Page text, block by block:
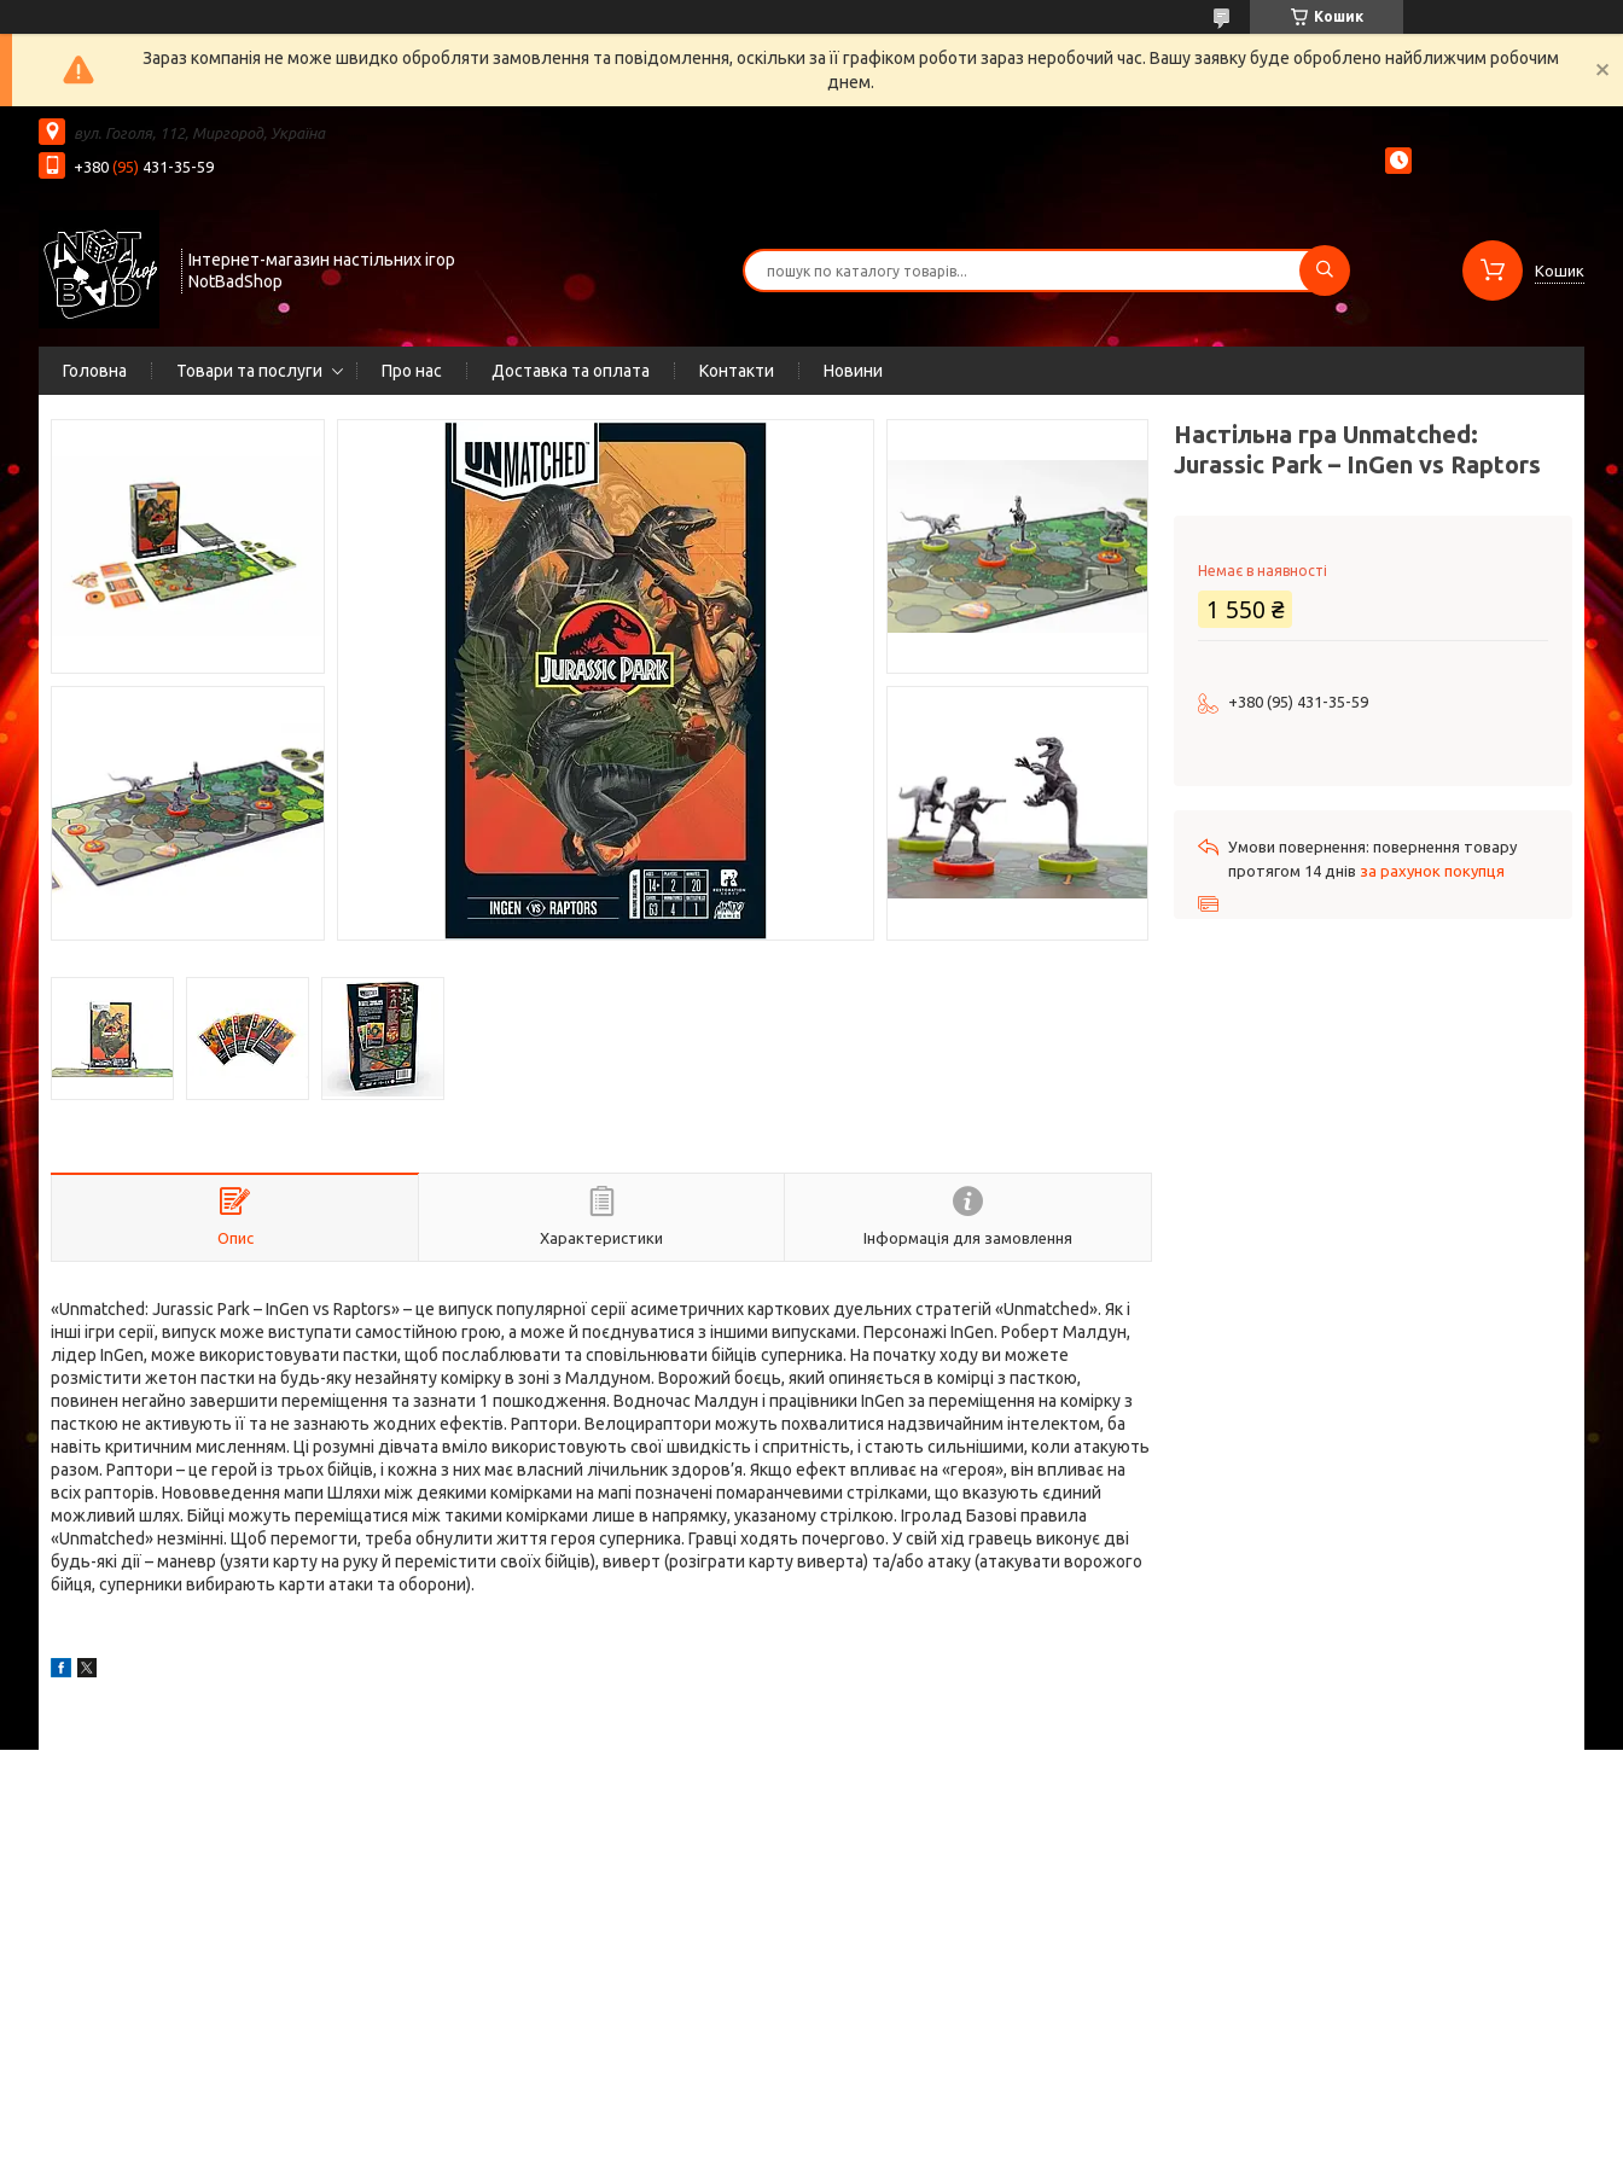
Кошик
Зараз компанія не може швидко обробляти замовлення та повідомлення, оскільки за її графіком роботи зараз неробочий час. Вашу заявку буде оброблено найближчим робочим
днем.
вул. Гоголя, 112, Миргород, Україна
+380 (95) 431-35-59
Інтернет-магазин настільних ігор
NotBadShop
Кошик
Головна Товари та послуги Про нас Доставка та оплата Контакти Новини
Опис Характеристики Інформація для замовлення
«Unmatched: Jurassic Park – InGen vs Raptors» – це випуск популярної серії асиметричних карткових дуельних стратегій «Unmatched». Як і
інші ігри серії, випуск може виступати самостійною грою, а може й поєднуватися з іншими випусками. Персонажі InGen. Роберт Малдун,
лідер InGen, може використовувати пастки, щоб послаблювати та сповільнювати бійців суперника. На початку ходу ви можете
розмістити жетон пастки на будь-яку незайняту комірку в зоні з Малдуном. Ворожий боєць, який опиняється в комірці з пасткою,
повинен негайно завершити переміщення та зазнати 1 пошкодження. Водночас Малдун і працівники InGen за переміщення на комірку з
пасткою не активують її та не зазнають жодних ефектів. Раптори. Велоцираптори можуть похвалитися надзвичайним інтелектом, ба
навіть критичним мисленням. Ці розумні дівчата вміло використовують свої швидкість і спритність, і стають сильнішими, коли атакують
разом. Раптори – це герой із трьох бійців, і кожна з них має власний лічильник здоров’я. Якщо ефект впливає на «героя», він впливає на
всіх рапторів. Нововведення мапи Шляхи між деякими комірками на мапі позначені помаранчевими стрілками, що вказують єдиний
можливий шлях. Бійці можуть переміщатися між такими комірками лише в напрямку, указаному стрілкою. Ігролад Базові правила
«Unmatched» незмінні. Щоб перемогти, треба обнулити життя героя суперника. Гравці ходять почергово. У свій хід гравець виконує дві
будь-які дії – маневр (узяти карту на руку й перемістити своїх бійців), виверт (розіграти карту виверта) та/або атаку (атакувати ворожого
бійця, суперники вибирають карти атаки та оборони).
Настільна гра Unmatched:
Jurassic Park – InGen vs Raptors
Немає в наявності
1 550 ₴
+380 (95) 431-35-59
повернення товару
протягом 14 днів за рахунок покупця